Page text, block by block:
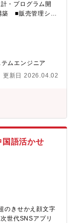
・プログラム開
築 ■販売管理シス
ーアル ◎大手出
】業務拡大に伴
社：30名 男性:女
まで増員するこ
のほとんどが大
自治体案件や観
ムエンジニア
更新日 2026.04.02
語活かせ
のきせかえ顔文字
世代SNSアプリ